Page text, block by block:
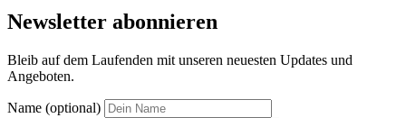
Newsletter abonnieren
Bleib auf dem Laufenden mit unseren neuesten Updates und
Angeboten.
Name (optional)